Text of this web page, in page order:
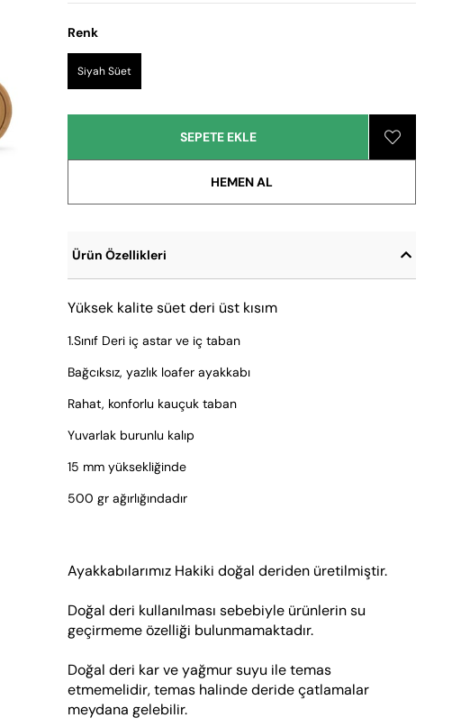
Renk
Siyah Süet
Ürün Özellikleri
Yüksek kalite süet deri üst kısım
1.Sınıf Deri iç astar ve iç taban
Bağcıksız, yazlık loafer ayakkabı
Rahat, konforlu kauçuk taban
Yuvarlak burunlu kalıp
15 mm yüksekliğinde
500 gr ağırlığındadır
Ayakkabılarımız Hakiki doğal deriden üretilmiştir.
Doğal deri kullanılması sebebiyle ürünlerin su
geçirmeme özelliği bulunmamaktadır.
Doğal deri kar ve yağmur suyu ile temas
etmemelidir, temas halinde deride çatlamalar
meydana gelebilir.